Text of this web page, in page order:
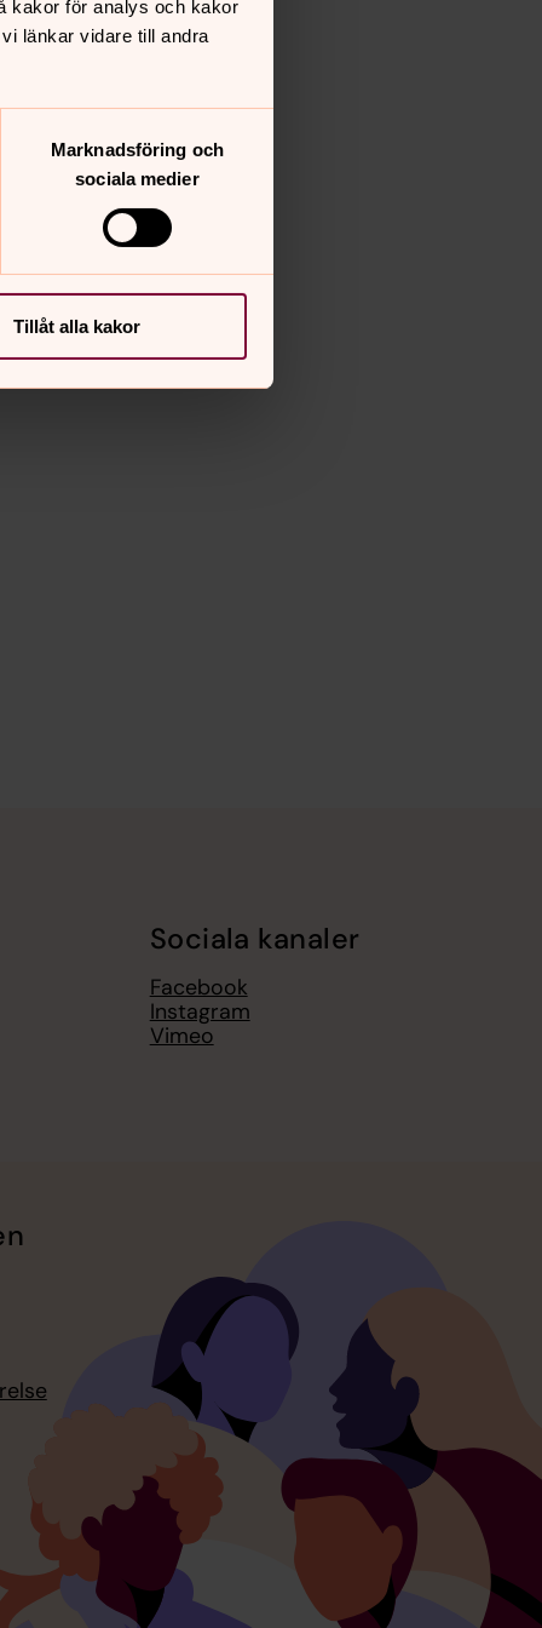
kakor för analys och kakor
länkar vidare till andra
Marknadsföring och
sociala medier
Tillåt alla kakor
Sociala kanaler
Facebook
Instagram
Vimeo